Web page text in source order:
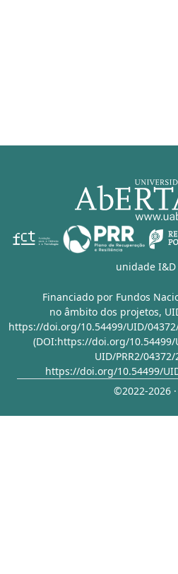
unidade I&D
Financiado por Fundos
no âmbito dos projetos,
https://doi.org/10.54499/UID/
(DOI:https://doi.org/10.54499/
UID/PRR2/
https://doi.org/10.54499/
©2022-2026 ·